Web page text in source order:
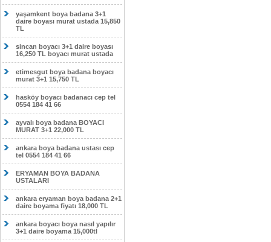
yaşamkent boya badana 3+1
daire boyası murat ustada 15,850
TL
sincan boyacı 3+1 daire boyası
16,250 TL boyacı murat ustada
etimesgut boya badana boyacı
murat 3+1 15,750 TL
hasköy boyacı badanacı cep tel
0554 184 41 66
ayvalı boya badana BOYACI
MURAT 3+1 22,000 TL
ankara boya badana ustası cep
tel 0554 184 41 66
ERYAMAN BOYA BADANA
USTALARI
ankara eryaman boya badana 2+1
daire boyama fiyatı 18,000 TL
ankara boyacı boya nasıl yapılır
3+1 daire boyama 15,000tl